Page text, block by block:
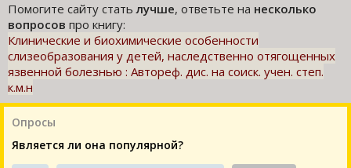
Помогите сайту статьлучше, ответьте на несколько
вопросов про книгу:
Клинические и биохимические особенности
слизеобpазования у детей, наследственно отягощенных
язвенной болезнью : Автореф. дис. на соиск. учен. степ.
к.м.н
Опросы
Является ли она популярной?